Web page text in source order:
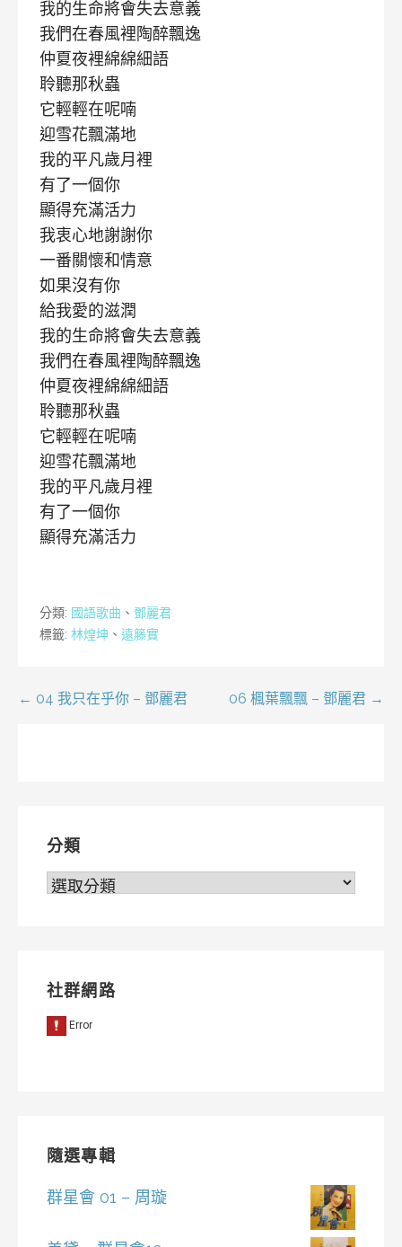
我的生命將會失去意義
我們在春風裡陶醉飄逸
仲夏夜裡綿綿細語
聆聽那秋蟲
它輕輕在呢喃
迎雪花飄滿地
我的平凡歲月裡
有了一個你
顯得充滿活力
我衷心地謝謝你
一番關懷和情意
如果沒有你
給我愛的滋潤
我的生命將會失去意義
我們在春風裡陶醉飄逸
仲夏夜裡綿綿細語
聆聽那秋蟲
它輕輕在呢喃
迎雪花飄滿地
我的平凡歲月裡
有了一個你
顯得充滿活力
分類: 國語歌曲 、 鄧麗君
標籤: 林煌坤 、 遠籐實
文← 04 我只在乎你 – 鄧麗君 06 楓葉飄飄 – 鄧麗君 →
分類
分
社群網路
隨選專輯
群星會 01 – 周璇